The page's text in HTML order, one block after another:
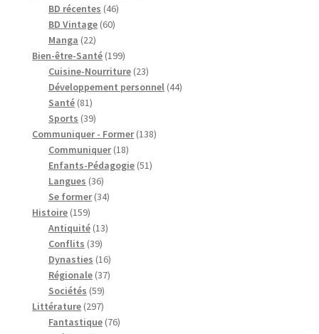
BD récentes 4646
BD Vintage 6060
Manga 2222
produits
Bien-être-Santé 199199
produits
Cuisine-Nourriture 2323
produits
Développement personnel 4444
Santé 8181
produits
Sports 3939
produits
Communiquer - Former 138138
Communiquer 1818
produits
Enfants-Pédagogie 5151
Langues 3636
produits
Se former 3434
Histoire 159159
produits
Antiquité 1313
Conflits 3939
produits
Dynasties 1616
produits
Régionale 3737
Sociétés 5959
produits
Littérature 297297
produits
Fantastique 7676